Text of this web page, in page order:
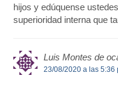
hijos y edúquense
superioridad interna que
Luis Montes de
23/08/2020 a las 5:36